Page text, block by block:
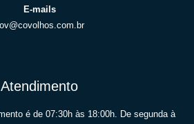
E-mails
Atendimento
é de 07:30h às 18:00h. De segunda à